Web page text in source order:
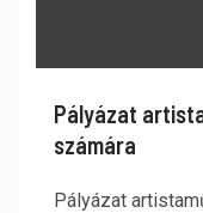
Pályázat
számára
Pályázat